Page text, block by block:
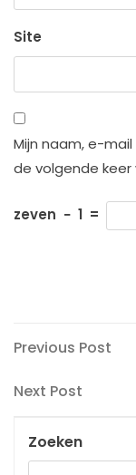
Site
Mijn naam, e-
de volgende
zeven − 1 =
Bericht
navigatie
Previous
Previous Post
Next
Next Post
Zoeken